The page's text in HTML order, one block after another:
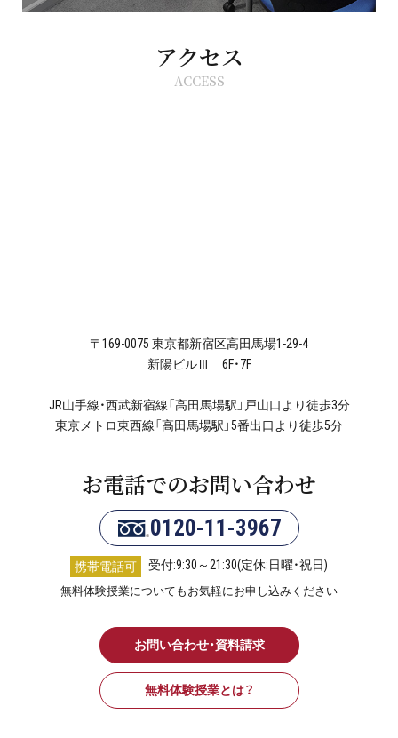
アクセス
ACCESS
〒169-0075 東京都新宿区高田馬場1-29-4
新陽ビルⅢ 6F・7F
JR山手線・西武新宿線「高田馬場駅」戸山口より徒歩3分
東京メトロ東西線「高田馬場駅」5番出口より徒歩5分
お電話でのお問い合わせ
0120-11-3967
携帯電話可 受付:9:30～21:30(定休:日曜・祝日)
無料体験授業についてもお気軽にお申し込みください
お問い合わせ・資料請求
無料体験授業とは？